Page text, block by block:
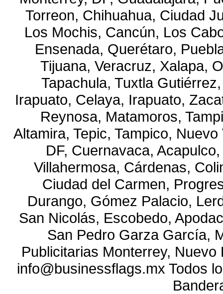
Torreon, Chihuahua, Ciudad
Los Mochis, Cancún, Los
Ensenada, Querétaro,
Tijuana, Veracruz, Xalapa,
Tapachula, Tuxtla
Irapuato, Celaya, Irapuato,
Reynosa, Matamoros,
Altamira, Tepic, Tampico,
DF, Cuernavaca,
Villahermosa, Cárdenas,
Ciudad del Carmen,
Durango, Gómez Palacio,
San Nicolás, Escobedo,
San Pedro Garza García,
Publicitarias Monterrey,
info@businessflags.mx Todos